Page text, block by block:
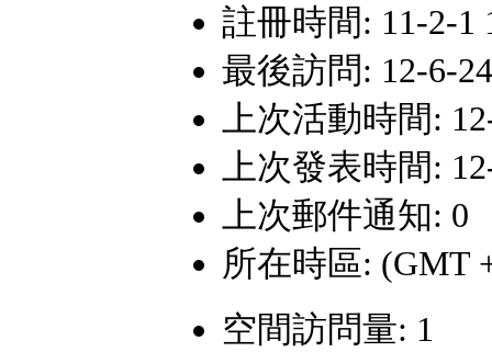
註冊時間: 11-2-1
最後訪問: 12-6-
上次活動時間:
上次發表時間:
上次郵件通知: 0
所在時區: (GMT
空間訪問量: 1